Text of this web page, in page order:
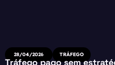
28/04/2026 TRÁFEGO
Tráfego pago sem